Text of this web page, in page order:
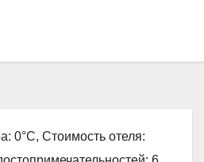
0°C, Стоимость отеля: